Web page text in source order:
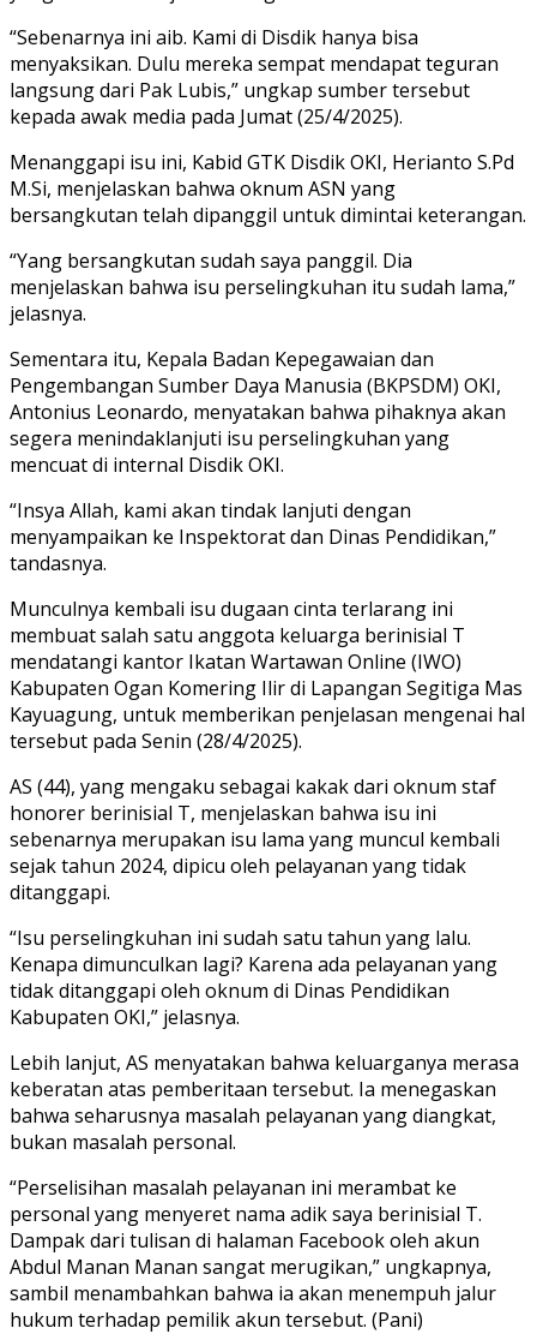
“Sebenarnya ini aib. Kami di Disdik hanya bisa
menyaksikan. Dulu mereka sempat mendapat teguran
langsung dari Pak Lubis,” ungkap sumber tersebut
kepada awak media pada Jumat (25/4/2025).
Menanggapi isu ini, Kabid GTK Disdik OKI, Herianto S.Pd
M.Si, menjelaskan bahwa oknum ASN yang
bersangkutan telah dipanggil untuk dimintai keterangan.
“Yang bersangkutan sudah saya panggil. Dia
menjelaskan bahwa isu perselingkuhan itu sudah lama,”
jelasnya.
Sementara itu, Kepala Badan Kepegawaian dan
Pengembangan Sumber Daya Manusia (BKPSDM) OKI,
Antonius Leonardo, menyatakan bahwa pihaknya akan
segera menindaklanjuti isu perselingkuhan yang
mencuat di internal Disdik OKI.
“Insya Allah, kami akan tindak lanjuti dengan
menyampaikan ke Inspektorat dan Dinas Pendidikan,”
tandasnya.
Munculnya kembali isu dugaan cinta terlarang ini
membuat salah satu anggota keluarga berinisial T
mendatangi kantor Ikatan Wartawan Online (IWO)
Kabupaten Ogan Komering Ilir di Lapangan Segitiga Mas
Kayuagung, untuk memberikan penjelasan mengenai hal
tersebut pada Senin (28/4/2025).
AS (44), yang mengaku sebagai kakak dari oknum staf
honorer berinisial T, menjelaskan bahwa isu ini
sebenarnya merupakan isu lama yang muncul kembali
sejak tahun 2024, dipicu oleh pelayanan yang tidak
ditanggapi.
“Isu perselingkuhan ini sudah satu tahun yang lalu.
Kenapa dimunculkan lagi? Karena ada pelayanan yang
tidak ditanggapi oleh oknum di Dinas Pendidikan
Kabupaten OKI,” jelasnya.
Lebih lanjut, AS menyatakan bahwa keluarganya merasa
keberatan atas pemberitaan tersebut. Ia menegaskan
bahwa seharusnya masalah pelayanan yang diangkat,
bukan masalah personal.
“Perselisihan masalah pelayanan ini merambat ke
personal yang menyeret nama adik saya berinisial T.
Dampak dari tulisan di halaman Facebook oleh akun
Abdul Manan Manan sangat merugikan,” ungkapnya,
sambil menambahkan bahwa ia akan menempuh jalur
hukum terhadap pemilik akun tersebut. (Pani)